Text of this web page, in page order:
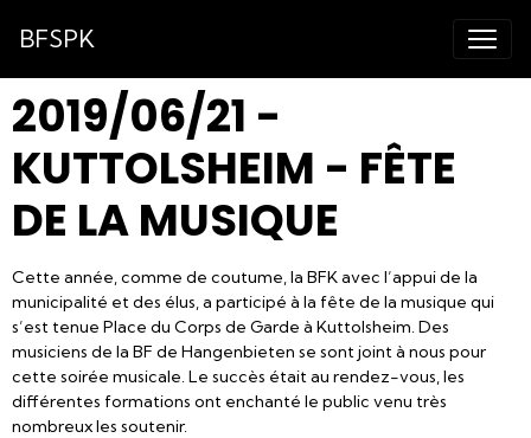
BFSPK
2019/06/21 -
KUTTOLSHEIM - FÊTE
DE LA MUSIQUE
Cette année, comme de coutume, la BFK avec l’appui de la
municipalité et des élus, a participé à la fête de la musique qui
s’est tenue Place du Corps de Garde à Kuttolsheim. Des
musiciens de la BF de Hangenbieten se sont joint à nous pour
cette soirée musicale. Le succès était au rendez-vous, les
différentes formations ont enchanté le public venu très
nombreux les soutenir.